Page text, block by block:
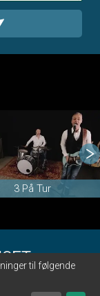
3 På Tur
til følgende